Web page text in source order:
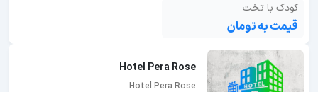
کودک با تخت
قیمت به تومان
Hotel Pera Rose
Hotel Pera Rose